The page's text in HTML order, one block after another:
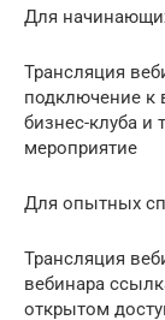
Для
Трансляция
подключение к
бизнес-клуба и
мероприятие
Для опытных
Трансляция
вебинара
открытом